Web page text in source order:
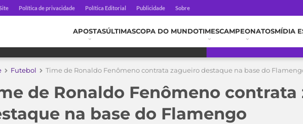
Política de privacidade Política Editorial Publicidade Sobre
APOSTASÚLTIMASCOPA DO MUNDOTIMESCAMPEONATOSMÍDIA
Futebol Time de Ronaldo Fenômeno contrata zagueiro destaque na base do
de Ronaldo Fenômeno contrata
na base do Flamengo